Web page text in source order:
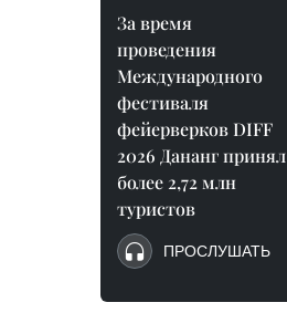
За время
проведения
Международного
фестиваля
фейерверков DIFF
2026 Дананг принял
более 2,72 млн
туристов
ПРОСЛУШАТЬ